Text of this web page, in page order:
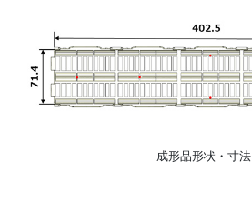
成形品形状・寸法